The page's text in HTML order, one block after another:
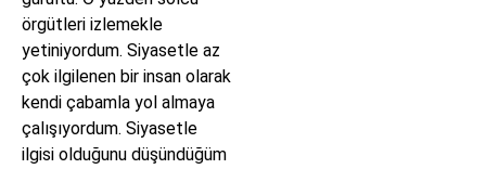
örgütleri izlemekle
yetiniyordum. Siyasetle az
çok ilgilenen bir insan olarak
kendi çabamla yol almaya
çalışıyordum. Siyasetle
ilgisi olduğunu düşündüğüm